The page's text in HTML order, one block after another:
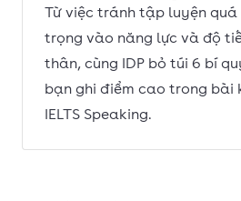
Từ việc tránh tập luyện quá
trọng vào năng lực và độ
thân, cùng IDP bỏ túi 6 bí
bạn ghi điểm cao trong bài
IELTS Speaking.